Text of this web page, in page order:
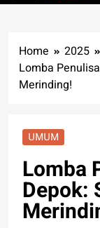
Home 2025
Lomba
Merinding!
UMUM
Lomba
Depok: